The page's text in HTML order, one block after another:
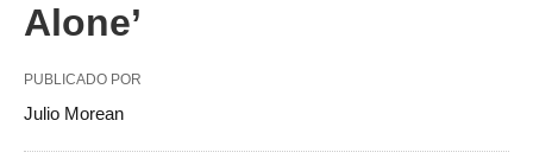
Alone’
PUBLICADO POR
Julio Morean